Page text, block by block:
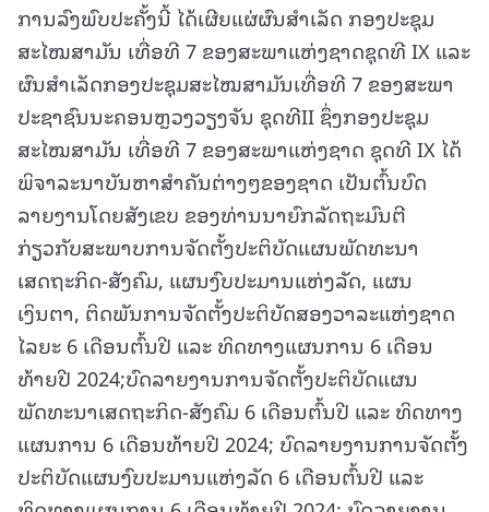
ການລົງພົບປະຄັ້ງນີ້ ໄດ້ເຜີຍແຜ່ຜົນສໍາເລັດ ກອງປະຊຸມ
ສະໄໝສາມັນ ເທື່ອທີ 7 ຂອງສະພາແຫ່ງຊາດຊຸດທີ IX ແລະ
ຜົນສຳເລັດກອງປະຊຸມສະໄໝສາມັນເທື່ອທີ 7 ຂອງສະພາ
ປະຊາຊົນນະຄອນຫຼວງວຽງຈັນ ຊຸດທີII ຊຶ່ງກອງປະຊຸມ
ສະໄໝສາມັນ ເທື່ອທີ 7 ຂອງສະພາແຫ່ງຊາດ ຊຸດທີ IX ໄດ້
ພິຈາລະນາບັນຫາສໍາຄັນຕ່າງໆຂອງຊາດ ເປັນຕົ້ນບົດ
ລາຍງານໂດຍສັງເຂບ ຂອງທ່ານນາຍົກລັດຖະມົນຕີ
ກ່ຽວກັບສະພາບການຈັດຕັ້ງປະຕິບັດແຜນພັດທະນາ
ເສດຖະກິດ-ສັງຄົມ, ແຜນງົບປະມານແຫ່ງລັດ, ແຜນ
ເງິນຕາ, ຕິດພັນການຈັດຕັ້ງປະຕິບັດສອງວາລະແຫ່ງຊາດ
ໄລຍະ 6 ເດືອນຕົ້ນປີ ແລະ ທິດທາງແຜນການ 6 ເດືອນ
ທ້າຍປີ 2024;ບົດລາຍງານການຈັດຕັ້ງປະຕິບັດແຜນ
ພັດທະນາເສດຖະກິດ-ສັງຄົມ 6 ເດືອນຕົ້ນປີ ແລະ ທິດທາງ
ແຜນການ 6 ເດືອນທ້າຍປີ 2024; ບົດລາຍງານການຈັດຕັ້ງ
ປະຕິບັດແຜນງົບປະມານແຫ່ງລັດ 6 ເດືອນຕົ້ນປີ ແລະ